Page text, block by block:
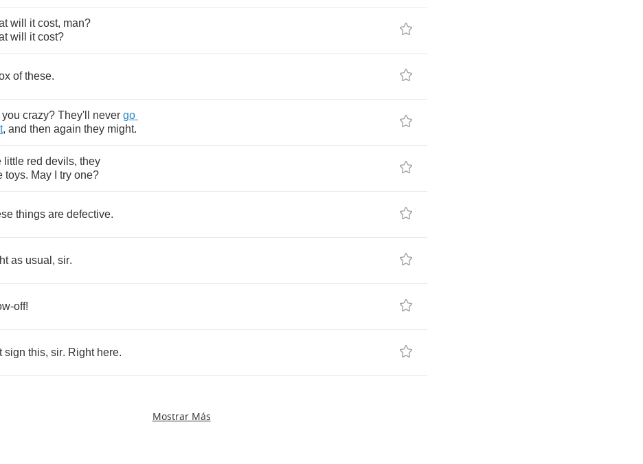
will it cost, man?
will it cost?
of these.
you crazy? They'll never go
, and then again they might.
little red devils, they
toys. May try one?
things are defective.
as usual , sir.
-off!
sign this, sir. Right here.
Mostrar Más